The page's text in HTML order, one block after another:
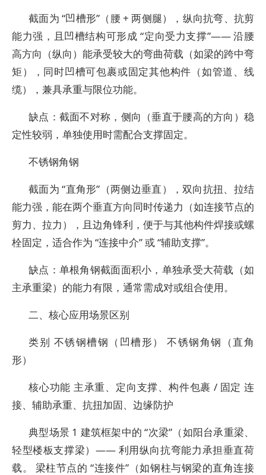
截面为 “凹槽形”（腰 + 两侧腿），纵向抗弯、抗剪
能力强，且凹槽结构可形成 “定向受力支撑”—— 沿腰
高方向（纵向）能承受较大的弯曲荷载（如梁的跨中弯
矩），同时凹槽可包裹或固定其他构件（如管道、线
缆），兼具承重与限位功能。
缺点：截面不对称，侧向（垂直于腰高的方向）稳
定性较弱，单独使用时需配合支撑固定。
不锈钢角钢
截面为 “直角形”（两侧边垂直），双向抗扭、拉结
能力强，能在两个垂直方向同时传递力（如连接节点的
剪力、拉力），且边角锋利，便于与其他构件焊接或螺
栓固定，适合作为 “连接中介” 或 “辅助支撑”。
缺点：单根角钢截面面积小，单独承受大荷载（如
主承重梁）的能力有限，通常需成对或组合使用。
二、核心应用场景区别
类别 不锈钢槽钢（凹槽形） 不锈钢角钢（直角
形）
核心功能 主承重、定向支撑、构件包裹 / 固定 连
接、辅助承重、抗扭加固、边缘防护
典型场景 1 建筑框架中的 “次梁”（如阳台承重梁、
轻型楼板支撑梁）—— 利用纵向抗弯能力承担垂直荷
载。 梁柱节点的 “连接件”（如钢柱与钢梁的直角连接